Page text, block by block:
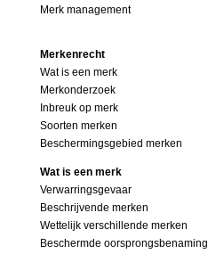
Merk management
Merkenrecht
Wat is een merk
Merkonderzoek
Inbreuk op merk
Soorten merken
Beschermingsgebied merken
Wat is een merk
Verwarringsgevaar
Beschrijvende merken
Wettelijk verschillende merken
Beschermde oorsprongsbenaming